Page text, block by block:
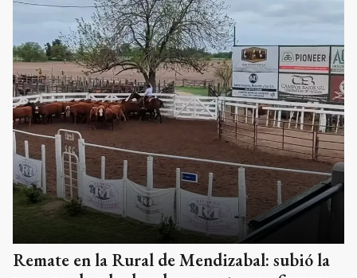
Remate en la Rural de Mendizabal: subió la